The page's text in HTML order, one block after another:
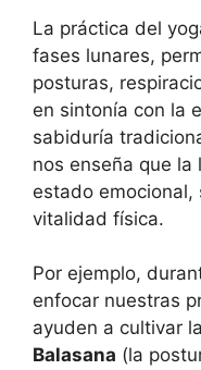
La práctica del
fases lunares,
posturas,
en sintonía con la
sabiduría
nos enseña que
estado
vitalidad física.
Por ejemplo,
enfocar nuestras
ayuden a cultivar
Balasana (la